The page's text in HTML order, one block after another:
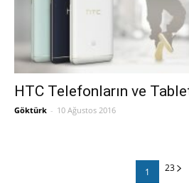
HTC Telefonların ve
Göktürk - 10 Ağustos 2016
1 23